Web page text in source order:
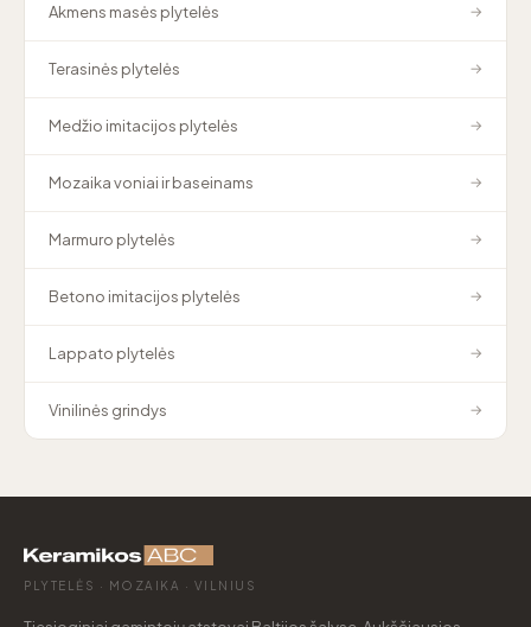
Akmens masės plytelės →
Terasinės plytelės →
Medžio imitacijos plytelės →
Mozaika voniai ir baseinams →
Marmuro plytelės →
Betono imitacijos plytelės →
Lappato plytelės →
Vinilinės grindys →
PLYTELĖS · MOZAIKA · VILNIUS